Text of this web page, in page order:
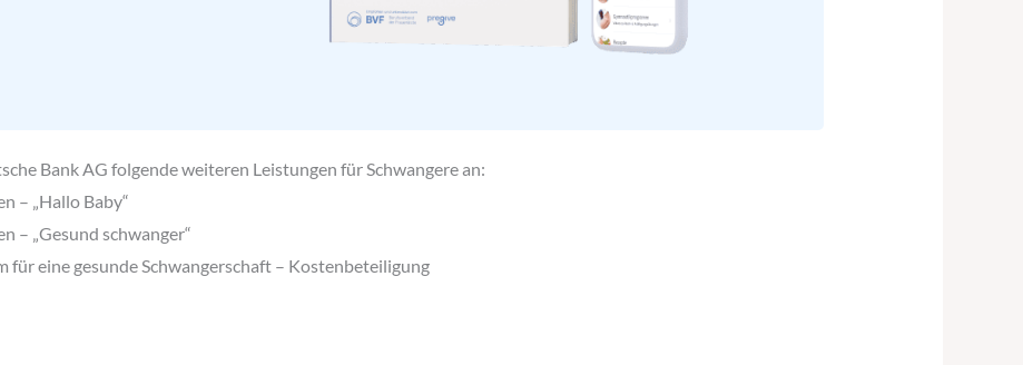
Bank AG folgende weiteren Leistungen für Schwangere an:
– „Hallo Baby“
– „Gesund schwanger“
für eine gesunde Schwangerschaft – Kostenbeteiligung